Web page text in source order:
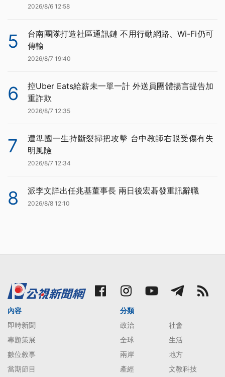
2026/8/6 12:58
5
台南團隊打造社區通訊鏈 不用行動網路、Wi-Fi仍可
傳輸
2026/8/7 19:40
6
控Uber Eats給薪未一單一計 外送員團體揚言提告加
重詐欺
2026/8/7 12:35
7
遭準國一生持斷裂掃把攻擊 台中教師右眼受傷有失
明風險
2026/8/7 12:34
8 派李文詳出任兆基董事長 兩日後宏碁發重訊辭職
2026/8/8 12:10
內容
即時新聞
專題策展
數位敘事
當期節目
分類
政治
社會
全球
生活
兩岸
地方
產經
文教科技